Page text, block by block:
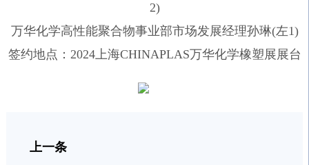
2)
万华化学高性能聚合物事业部市场发展经理孙琳(左1)
签约地点：2024上海CHINAPLAS万华化学橡塑展展台
上一条